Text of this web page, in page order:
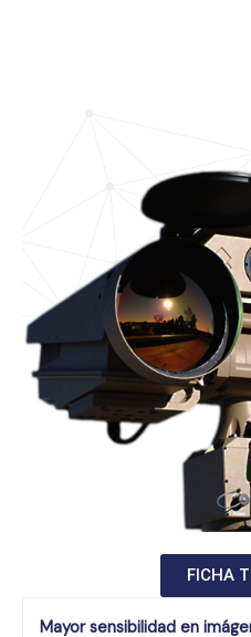
FICHA
Mayor sensibilidad en